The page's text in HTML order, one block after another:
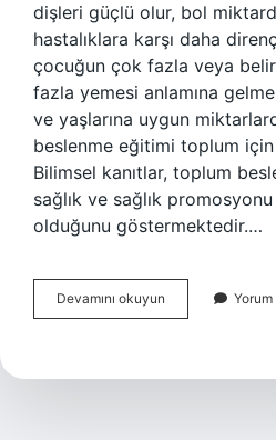
dişleri güçlü olur, bol
hastalıklara karşı daha
çocuğun çok fazla veya
fazla yemesi anlamına
ve yaşlarına uygun
beslenme eğitimi toplum
Bilimsel kanıtlar, toplum
sağlık ve sağlık
olduğunu göstermektedir.…
Devamını okuyun Beslenme
Eğitiminin
Yorum